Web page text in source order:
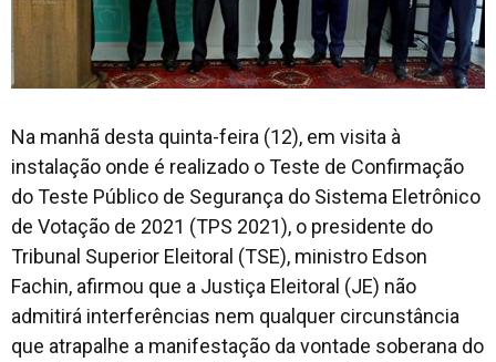
Na manhã desta quinta-feira (12), em visita à
instalação onde é realizado o Teste de Confirmação
do Teste Público de Segurança do Sistema Eletrônico
de Votação de 2021 (TPS 2021), o presidente do
Tribunal Superior Eleitoral (TSE), ministro Edson
Fachin, afirmou que a Justiça Eleitoral (JE) não
admitirá interferências nem qualquer circunstância
que atrapalhe a manifestação da vontade soberana do